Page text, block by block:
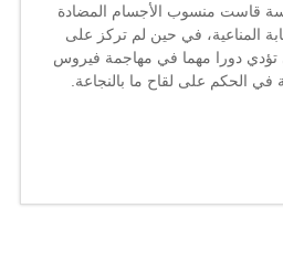
قاست منسوب الأجسام المضادة
المناعية، في حين لم تركز على
تؤدي دورا مهما في مهاجمة فيروس
الحكم على لقاح ما بالنجاعة.